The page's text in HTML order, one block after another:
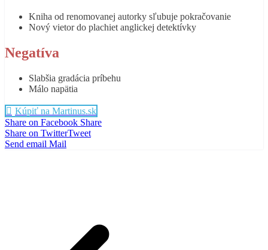
Kniha od renomovanej autorky sľubuje pokračovanie
Nový vietor do plachiet anglickej detektívky
Negatíva
Slabšia gradácia príbehu
Málo napätia
Kúpiť na Martinus.sk
Share on Facebook Share
Share on TwitterTweet
Send email Mail